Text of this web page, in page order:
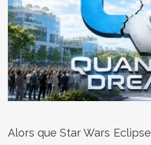
Alors que Star Wars